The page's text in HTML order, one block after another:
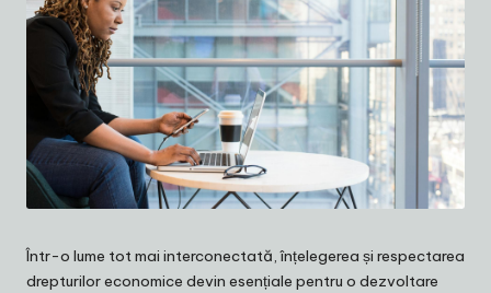
Într-o lume tot mai interconectată, înțelegerea și respectarea
drepturilor economice devin esențiale pentru o dezvoltare